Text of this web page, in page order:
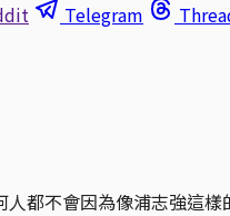
Telegram
都不會因為像浦志強這樣